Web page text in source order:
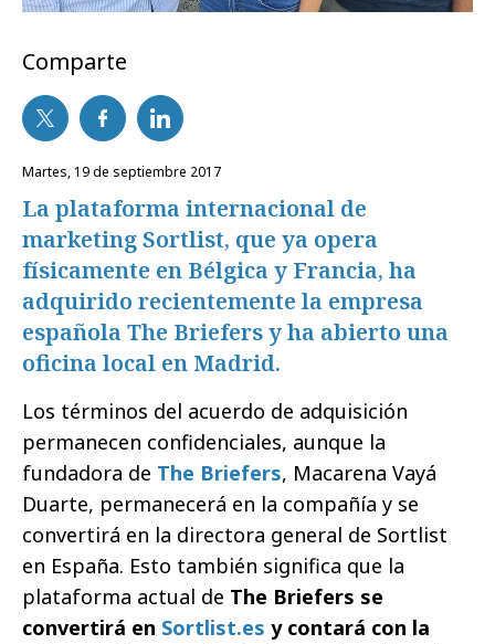
Comparte
martes, 19 de septiembre 2017
La plataforma internacional de
marketing Sortlist, que ya opera
físicamente en Bélgica y Francia, ha
adquirido recientemente la empresa
española The Briefers y ha abierto una
oficina local en Madrid.
Los términos del acuerdo de adquisición
permanecen confidenciales, aunque la
fundadora de The Briefers, Macarena Vayá
Duarte, permanecerá en la compañía y se
convertirá en la directora general de Sortlist
en España. Esto también significa que la
plataforma actual de The Briefers se
convertirá en Sortlist.es y contará con la